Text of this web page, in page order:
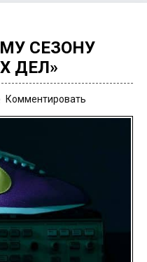
СЕЗОНУ
ДЕЛ»
Комментировать